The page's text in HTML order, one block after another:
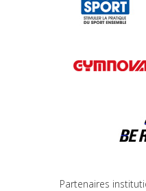
Partenaires